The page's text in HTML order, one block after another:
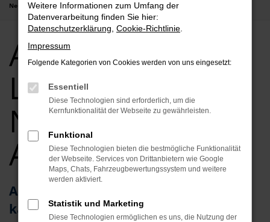
Neuwagen Top Angebote
Audi Q5 für
Landshut
Neuwagen Top
Angebote
Audi Q5 – als Neuwagen für Landshut
kaum zu toppen
Weitere Informationen zum Umfang der
Datenverarbeitung finden Sie hier:
Datenschutzerklärung Cookie-Richtlinie
Impressum
Folgende Kategorien von Cookies werden von uns eingesetzt:
Essentiell
Diese Technologien sind erforderlich, um die
Kernfunktionalität der Webseite zu gewährleisten.
Funktional
Diese Technologien bieten die bestmögliche Funktionalität
der Webseite. Services von Drittanbietern wie Google
Maps, Chats, Fahrzeugbewertungssystem und weitere
werden aktiviert.
Statistik und Marketing
Diese Technologien ermöglichen es uns, die Nutzung der